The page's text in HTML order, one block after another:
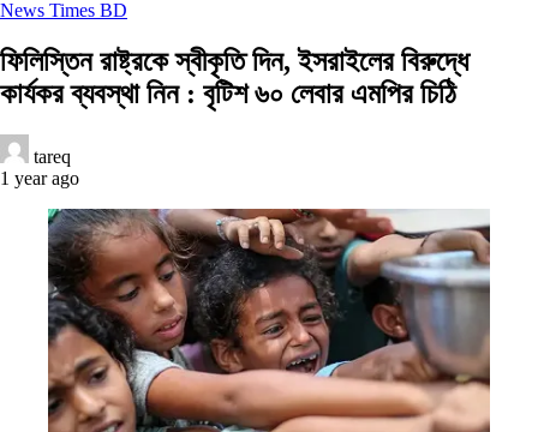
News Times BD
ফিলিস্তিন রাষ্ট্রকে স্বীকৃতি দিন, ইসরাইলের বিরুদ্ধে
কার্যকর ব্যবস্থা নিন : বৃটিশ ৬০ লেবার এমপির চিঠি
tareq
1 year ago